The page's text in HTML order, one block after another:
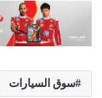
سوق السيارات